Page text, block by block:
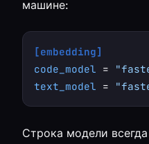
машине:
[embedding]
code_model =
text_model =
Строка модели